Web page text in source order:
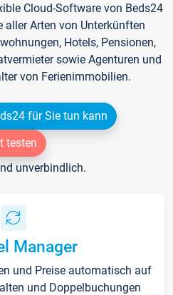
Cloud-Software von Beds24
aller Arten von Unterkünften
Hotels, Pensionen,
sowie Agenturen und
von Ferienimmobilien.
für Sie tun kann
testen
unverbindlich.
Manager
und Preise automatisch auf
und Doppelbuchungen